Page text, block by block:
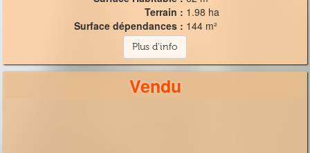
Terrain : 1.98 ha
Surface dépendances : 144 m²
Plus d'info
Vendu